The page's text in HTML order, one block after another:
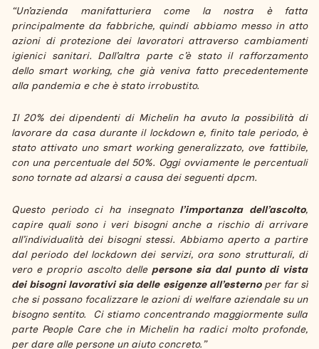
“Un’azienda manifatturiera come la nostra è fatta
principalmente da fabbriche, quindi abbiamo messo in atto
azioni di protezione dei lavoratori attraverso cambiamenti
igienici sanitari. Dall’altra parte c’è stato il rafforzamento
dello smart working, che già veniva fatto precedentemente
alla pandemia e che è stato irrobustito.
Il 20% dei dipendenti di Michelin ha avuto la possibilità di
lavorare da casa durante il lockdown e, finito tale periodo, è
stato attivato uno smart working generalizzato, ove fattibile,
con una percentuale del 50%. Oggi ovviamente le percentuali
sono tornate ad alzarsi a causa dei seguenti dpcm.
Questo periodo ci ha insegnato l’importanza dell’ascolto,
capire quali sono i veri bisogni anche a rischio di arrivare
all’individualità dei bisogni stessi. Abbiamo aperto a partire
dal periodo del lockdown dei servizi, ora sono strutturali, di
vero e proprio ascolto delle persone sia dal punto di vista
dei bisogni lavorativi sia delle esigenze all’esternoper far sì
che si possano focalizzare le azioni di welfare aziendale su un
bisogno sentito. Ci stiamo concentrando maggiormente sulla
parte People Care che in Michelin ha radici molto profonde,
per dare alle persone un aiuto concreto.”